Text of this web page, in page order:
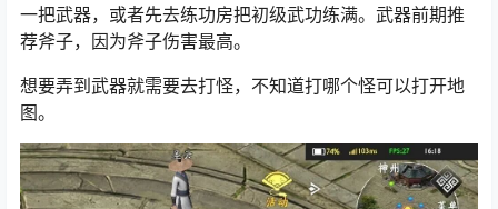
一把武器，或者先去练功房把初级武功练满。武器前期推
荐斧子，因为斧子伤害最高。
想要弄到武器就需要去打怪，不知道打哪个怪可以打开地
图。